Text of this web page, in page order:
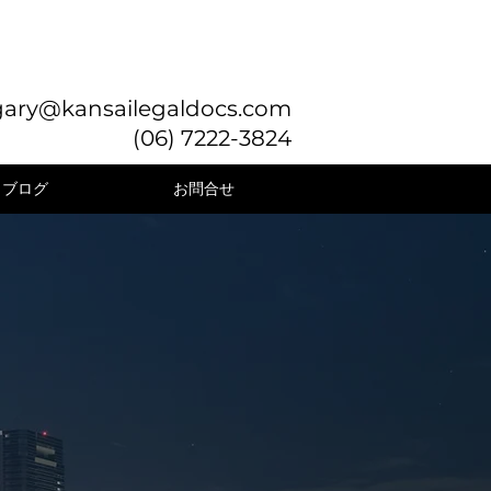
(06) 7222-3824
ブログ お問合せ